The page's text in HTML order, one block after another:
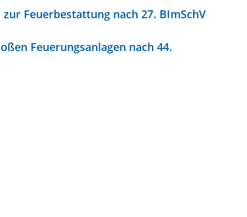
Feuerbestattung nach 27. BImSchV
Feuerungsanlagen nach 44.